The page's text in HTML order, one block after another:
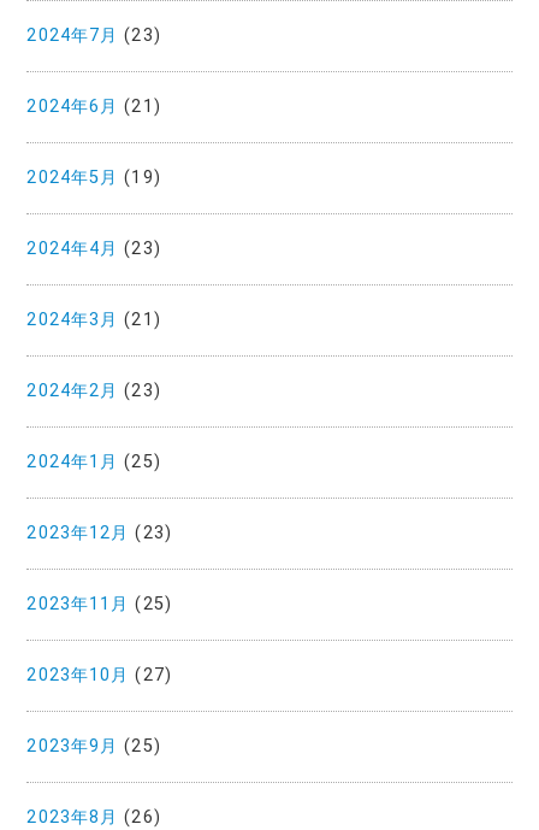
2024年7月 (23)
2024年6月 (21)
2024年5月 (19)
2024年4月 (23)
2024年3月 (21)
2024年2月 (23)
2024年1月 (25)
2023年12月 (23)
2023年11月 (25)
2023年10月 (27)
2023年9月 (25)
2023年8月 (26)